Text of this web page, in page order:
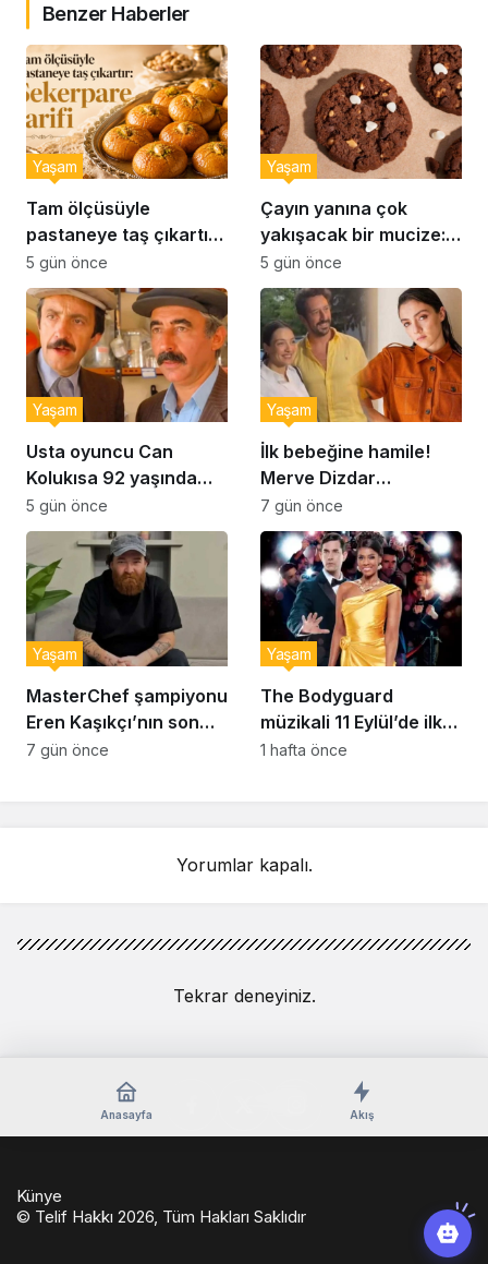
Benzer Haberler
Tam ölçüsüyle
pastaneye taş çıkartır:
Şekerpare tarifi
Yaşam
5 gün önce
Çayın yanına çok
yakışacak bir mucize:
Brownie tadında ıslak
kurabiye tarifi…
Yaşam
5 gün önce
Usta oyuncu Can
Kolukısa 92 yaşında
hayatını kaybetti
Yaşam
5 gün önce
İlk bebeğine hamile!
Merve Dizdar
sessizliğini bozdu: ‘İsim
bulmak çok zor’
Yaşam
7 gün önce
MasterChef şampiyonu
Eren Kaşıkçı’nın son
anlarındaki kahreden
Yaşam
7 gün önce
The Bodyguard
müzikali 11 Eylül’de ilk
kez Türkiye’de
Yaşam
1 hafta önce
Yorumlar kapalı.
Tekrar deneyiniz.
Anasayfa Akış
Künye
© Telif Hakkı 2026, Tüm Hakları Saklıdır